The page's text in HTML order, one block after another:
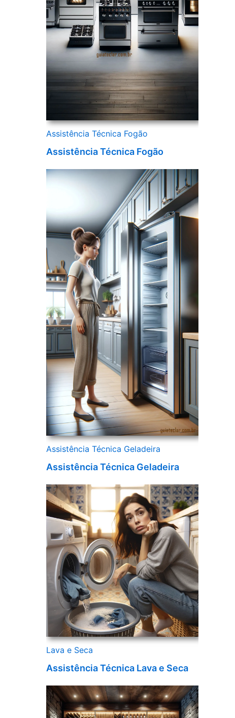
Assistência Técnica Fogão
Assistência Técnica Fogão
Assistência Técnica Geladeira
Assistência Técnica Geladeira
Lava e Seca
Assistência Técnica Lava e Seca